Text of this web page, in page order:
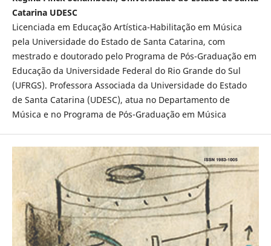
Catarina UDESC
Licenciada em Educação Artística-Habilitação em Música
pela Universidade do Estado de Santa Catarina, com
mestrado e doutorado pelo Programa de Pós-Graduação em
Educação da Universidade Federal do Rio Grande do Sul
(UFRGS). Professora Associada da Universidade do Estado
de Santa Catarina (UDESC), atua no Departamento de
Música e no Programa de Pós-Graduação em Música